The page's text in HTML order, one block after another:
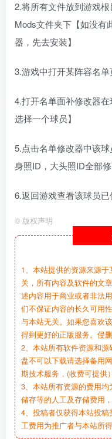
2.将所有文件放到游戏
Mods文件夹下【如没有
器，先去安装】
3.游戏中打开某阵容名
4.打开名单面补修改器
选择一个球员】
5.点击名单修改器中该
身照ID，大头照ID全部
6.返回游戏查看该球员已
© 版权声明
1、本站提供的资源来源
关，所有内容及软件的文
述内容用于商业或者非法
们不保证内容的长久可用
与本站无关。如果您喜欢
得到更好的正版服务。侵
2、本站所有软件资源和
盘不可以下载请选择备用
期技术服务，(收费可提供
3、本站所有资源的费用均
储存等的人工及存储费用
4、投稿者仅获得本站投
工费用为推广者与本站所得